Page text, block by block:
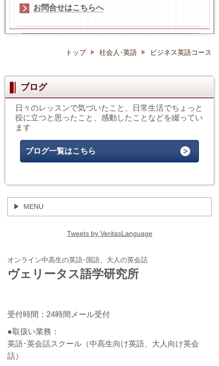
お問合せはこちらへ
トップ 社会人･英語 ビジネス英語コース
ブログ
日々のレッスンで気づいたこと、日常生活でちょっと
役に立つと思ったこと、感動したことなどを綴ってい
ます
ブログ一覧はこちら
MENU
Tweets by VeritasLanguage
オンライン中高生の英語･国語、大人の英会話
ヴェリータス語学研究所
受付時間：24時間メール受付
●取扱い業務：
英語･英会話スクール（中高生向け英語、大人向け英会
話）